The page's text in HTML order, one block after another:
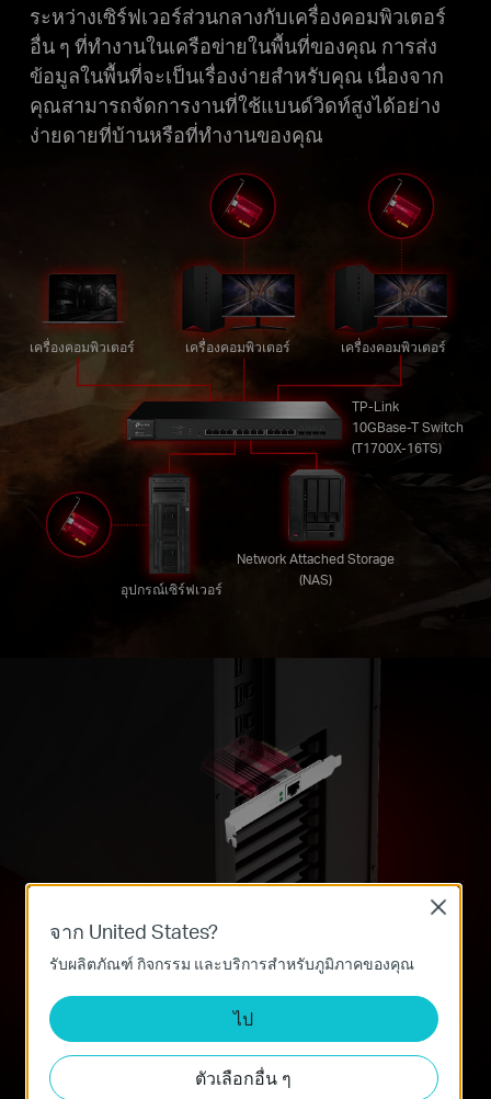
ระหว่างเซิร์ฟเวอร์ส่วนกลางกับเครื่องคอมพิวเตอร์
อื่น ๆ ที่ทำงานในเครือข่ายในพื้นที่ของคุณ การส่ง
ข้อมูลในพื้นที่จะเป็นเรื่องง่ายสำหรับคุณ เนื่องจาก
คุณสามารถจัดการงานที่ใช้แบนด์วิดท์สูงได้อย่าง
ง่ายดายที่บ้านหรือที่ทำงานของคุณ
Network Attached Storage
(NAS)
TP-Link
10GBase-T Switch
(T1700X-16TS)
เครื่องคอมพิวเตอร์
อุปกรณ์เซิร์ฟเวอร์
เครื่องคอมพิวเตอร์ เครื่องคอมพิวเตอร์
Versatile, Multi-Speed
Compatibility
จาก United States?
รับผลิตภัณฑ์ กิจกรรม และบริการสำหรับภูมิภาคของคุณ
ไป
ตัวเลือกอื่น ๆ
Close